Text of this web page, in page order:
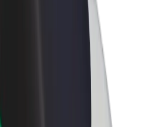
ir parduotuvės
parkai